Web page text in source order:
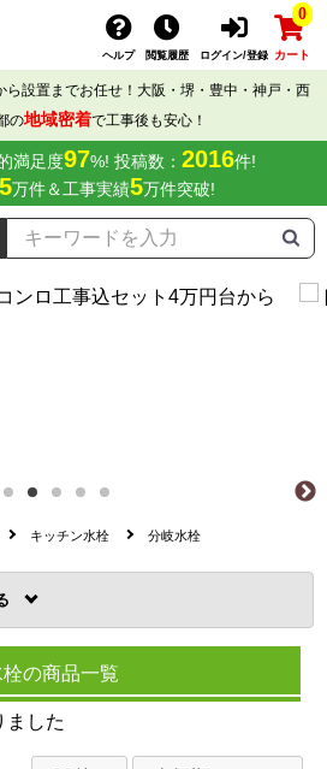
ヘルプ 閲覧履歴 ログイン/登録
0
カート
ら設置までお任せ！大阪・堺・豊中・神戸・西
の地域密着で工事後も安心！
満足度97%! 投稿数： 2016件!
万件＆工事実績5万件突破!
キッチン水栓 分岐水栓
の商品一覧
ました